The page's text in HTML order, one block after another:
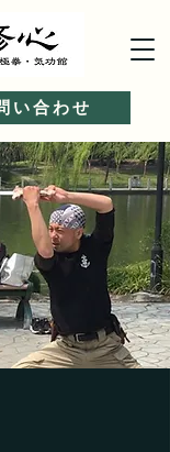
い合わせ